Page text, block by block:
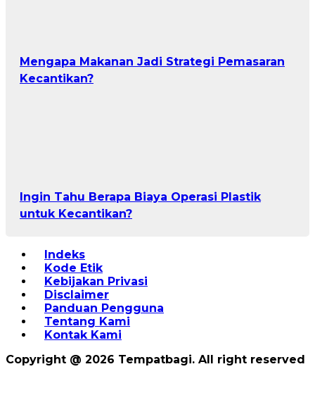
Mengapa Makanan Jadi Strategi Pemasaran
Kecantikan?
Ingin Tahu Berapa Biaya Operasi Plastik
untuk Kecantikan?
Indeks
Kode Etik
Kebijakan Privasi
Disclaimer
Panduan Pengguna
Tentang Kami
Kontak Kami
Copyright @ 2026 Tempatbagi. All right reserved